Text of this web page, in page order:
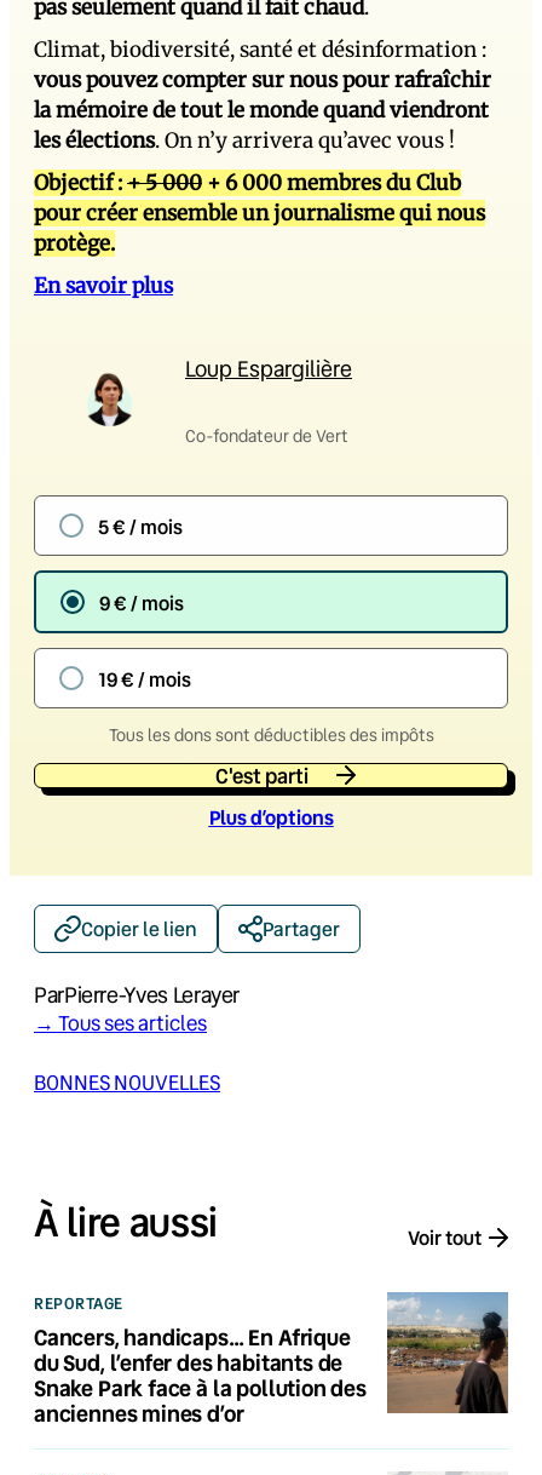
pas seulement quand il fait chaud.
Climat, biodiversité, santé et désinformation :
vous pouvez compter sur nous pour rafraîchir
la mémoire de tout le monde quand viendront
les élections. On n’y arrivera qu’avec vous !
Objectif :+ 5 000 + 6 000 membres du Club
pour créer ensemble un journalisme qui nous
protège.
En savoir plus
Loup Espargilière
Co-fondateur de Vert
5 € / mois
9 € / mois
19 € / mois
Tous les dons sont déductibles des impôts
C'est parti
Plus d’options
Copier le lien Partager
ParPierre-Yves Lerayer
→ Tous ses articles
BONNES NOUVELLES
À lire aussi Voir tout
REPORTAGE
Cancers, handicaps… En Afrique
du Sud, l’enfer des habitants de
Snake Park face à la pollution des
anciennes mines d’or